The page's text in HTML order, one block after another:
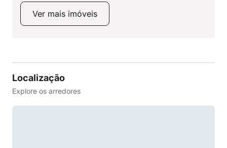
Ver mais imóveis
Localização
Explore os arredores